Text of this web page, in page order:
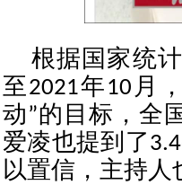
根据国家统
至2021年10月
动”的目标，全
爱凌也提到了
以置信，主持人